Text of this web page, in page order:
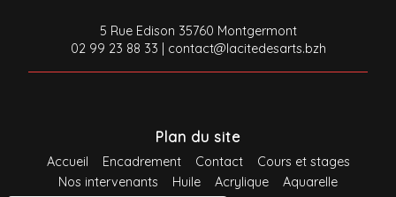
5 Rue Edison 35760 Montgermont
02 99 23 88 33 | contact@lacitedesarts.bzh
Plan du site
Accueil Encadrement Contact
Cours et stages
Nos intervenants
Huile Acrylique
Aquarelle